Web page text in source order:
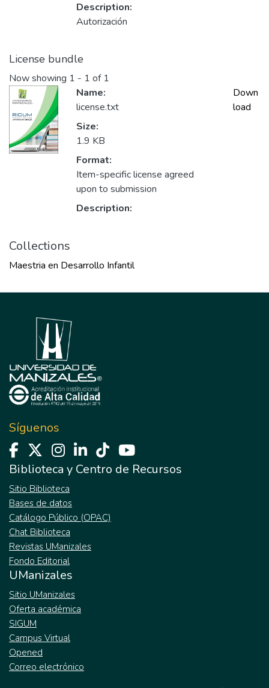
Description:
Autorización
License bundle
Now showing 1 - 1 of 1
Name:
license.txt
Size:
1.9 KB
Format:
Item-specific license agreed
upon to submission
Description:
Down
load
Collections
Maestria en Desarrollo Infantil
Síguenos
Biblioteca y Centro de Recursos
Sitio Biblioteca
Bases de datos
Catálogo Público (OPAC)
Chat Biblioteca
Revistas UManizales
Fondo Editorial
UManizales
Sitio UManizales
Oferta académica
SIGUM
Campus Virtual
Opened
Correo electrónico